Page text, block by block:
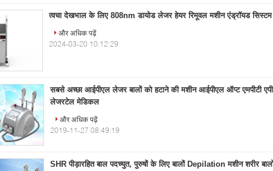
त्वचा देखभाल के लिए 808nm डायोड लेजर हेयर रिमूवल मशीन एंड्रॉयड
और अधिक पढ़ें
2024-03-20 10:12:29
सबसे अच्छा आईपीएल लेजर बालों को हटाने की मशीन आईपीएल ऑप्ट एमपीटी
लेजरटेल मेडिकल
और अधिक पढ़ें
2019-11-27 08:49:19
SHR पीड़ारहित बाल पदच्युत, पुरुषों के लिए बालों Depilation मशीन शरीर